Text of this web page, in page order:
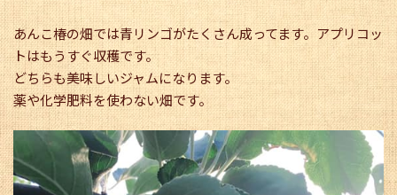
あんこ椿の畑では青リンゴがたくさん成ってます。アプリコッ
トはもうすぐ収穫です。
どちらも美味しいジャムになります。
薬や化学肥料を使わない畑です。